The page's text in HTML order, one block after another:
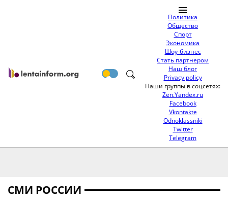
Политика
Общество
Спорт
Экономика
Шоу-бизнес
Стать партнером
Наш блог
Privacy policy
Наши группы в соцсетях:
Zen.Yandex.ru
Facebook
Vkontakte
Odnoklassniki
Twitter
Telegram
СМИ РОССИИ